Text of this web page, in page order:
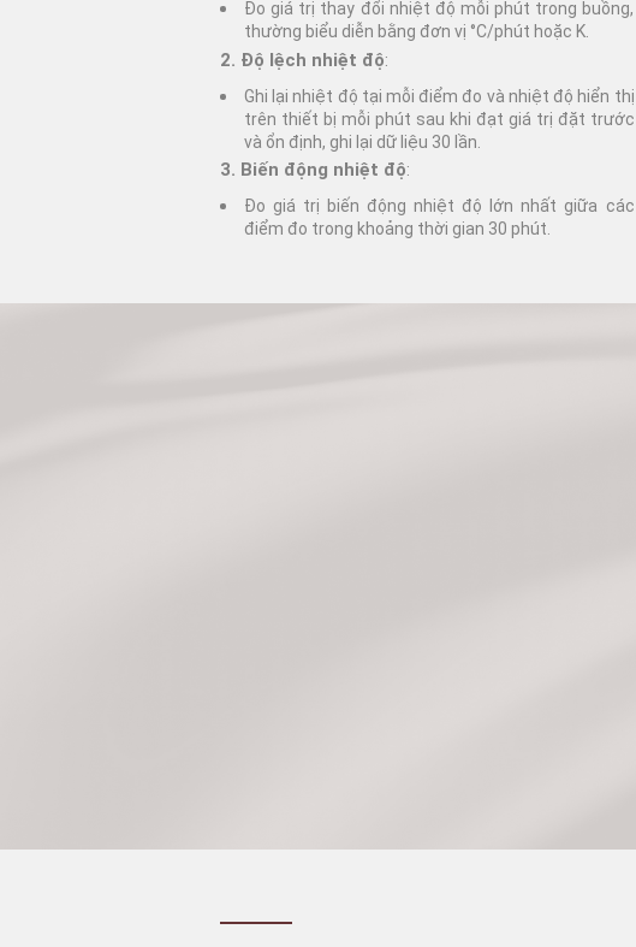
Đo giá trị thay đổi nhiệt độ mỗi phút trong buồng,
thường biểu diễn bằng đơn vị °C/phút hoặc K.
2. Độ lệch nhiệt độ:
Ghi lại nhiệt độ tại mỗi điểm đo và nhiệt độ hiển thị
trên thiết bị mỗi phút sau khi đạt giá trị đặt trước
và ổn định, ghi lại dữ liệu 30 lần.
3. Biến động nhiệt độ:
Đo giá trị biến động nhiệt độ lớn nhất giữa các
điểm đo trong khoảng thời gian 30 phút.